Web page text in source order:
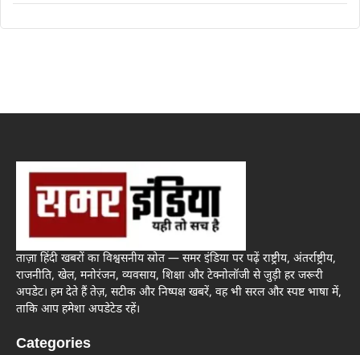
ताज़ा हिंदी खबरों का विश्वसनीय स्रोत — समर इंडिया पर पढ़ें राष्ट्रीय, अंतर्राष्ट्रीय,
राजनीति, खेल, मनोरंजन, व्यवसाय, शिक्षा और टेक्नोलॉजी से जुड़ी हर जरूरी
अपडेट। हम देते हैं तेज़, सटीक और निष्पक्ष खबरें, वह भी सरल और स्पष्ट भाषा में,
ताकि आप हमेशा अपडेटेड रहें।
Categories